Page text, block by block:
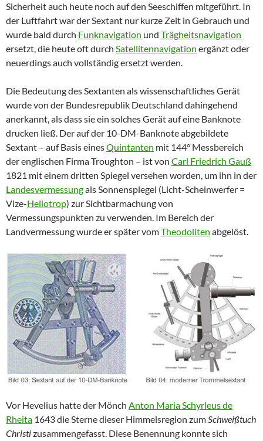
Sicherheit auch heute noch auf den Seeschiffen mitgeführt. In
der Luftfahrt war der Sextant nur kurze Zeit in Gebrauch und
wurde bald durch Funknavigation und Trägheitsnavigation
ersetzt, die heute oft durch Satellitennavigation ergänzt oder
neuerdings auch vollständig ersetzt werden.
Die Bedeutung des Sextanten als wissenschaftliches Gerät
wurde von der Bundesrepublik Deutschland dahingehend
anerkannt, als dass sie ein solches Gerät auf eine Banknote
drucken ließ. Der auf der 10-DM-Banknote abgebildete
Sextant – auf Basis einesQuintanten mit 144° Messbereich
der englischen Firma Troughton – ist von Carl Friedrich Gauß
1821 mit einem dritten Spiegel versehen worden, um ihn in der
Landesvermessungals Sonnenspiegel (Licht-Scheinwerfer =
Vize-Heliotrop) zur Sichtbarmachung von
Vermessungspunkten zu verwenden. Im Bereich der
Landvermessung wurde er später vomTheodoliten abgelöst.
Vor Hevelius hatte der Mönch Anton Maria Schyrleus de
Rheita 1643 die Sterne dieser Himmelsregion zumSchweißtuch
Christizusammengefasst. Diese Benennung konnte sich